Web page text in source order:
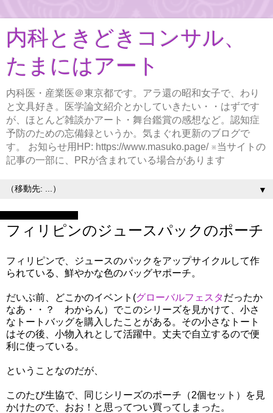
内科ときどきコンサル、
たまにはアート
内科医・産業医＠東京都です。アラ還の昭和女子で、わり
と文具好き。医学論文紹介とかしていきたい・・はずです
が、ほとんど雑談かアート・舞台鑑賞の感想など。認知症
予防のための忘備録というか。気まぐれ更新のブログで
す。 お知らせ用HP: https://www.masuko.page/ ※当サイトの
記事の一部に、PRが含まれている場合があります
▼
フィリピンのジュースパックのポーチ
フィリピンで、ジュースのパックをアップサイクルして作
られている、鮮やかな色のバッグヤポーチ。
だいぶ前、どこかのイベント(グローバルフェスタだったか
なあ・・？ わからん）でこのシリーズを見かけて、小さ
なトートバッグを購入したことがある。その小さなトート
はその後、小物入れとして活躍中。丈夫で自立するので便
利に使っている。
ということなのだが、
このたび生協で、同じシリーズのポーチ（2個セット）を見
かけたので、おお！と思ってつい買ってしまった。